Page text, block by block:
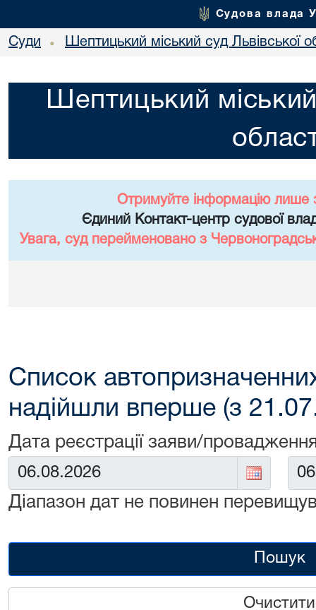
Судова влада
Суди • Шептицький міський суд Львівської
Шептицький міський
Отримуйте інформацію лише
Єдиний Контакт-центр судової
Увага, суд перейменовано з
Список
надійшли вперше (з
Дата реєстрації заяви/
Від: До:
Діапазон дат не повинен
Пошук
Очистити